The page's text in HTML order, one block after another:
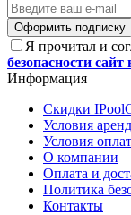
Оформить подписку
Я прочитал и
безопасности
Информация
Скидки
Условия
Условия
О компании
Оплата и
Политика
Контакты